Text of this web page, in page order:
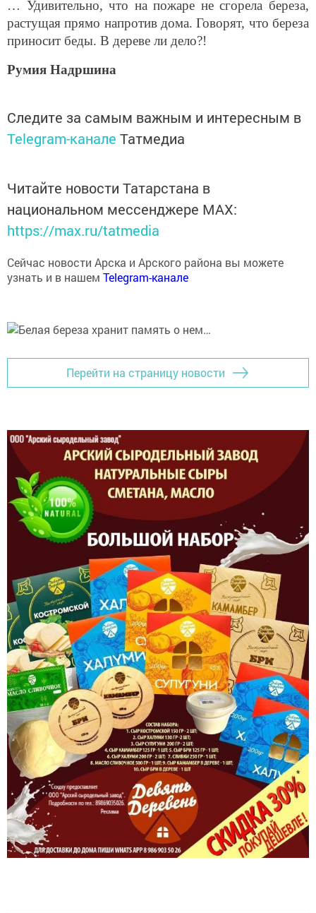
… Удивительно, что на пожаре не сгорела береза,
растущая прямо напротив дома. Говорят, что береза
приносит беды. В дереве ли дело?!
Румия Надршина
Следите за самым важным и интересным в
Telegram-канале Татмедиа
Читайте новости Татарстана в
национальном мессенджере MАХ:
https://max.ru/tatmedia
Сейчас новости Арска и Арского района вы можете
узнать и в нашем Telegram-канале
Перейти на страницу новости